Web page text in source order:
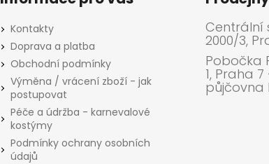
Kontakty
Doprava a platba
Obchodní podmínky
Výměna / vrácení zboží - jak
postupovat
Péče a údržba - karnevalové
kostýmy
Podmínky ochrany osobních
údajů
Centrální
2000/3,
Pobočka
1, Praha
půjčovna